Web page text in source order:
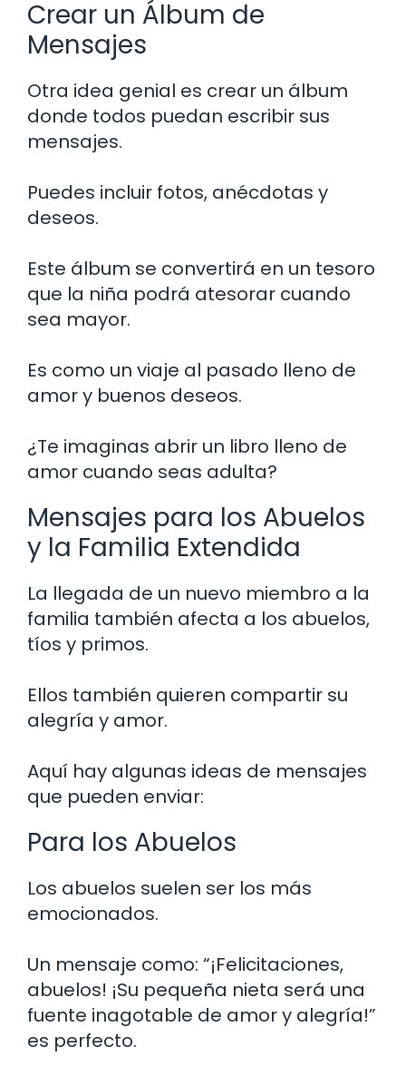
Crear un Álbum de
Mensajes
Otra idea genial es crear un álbum
donde todos puedan escribir sus
mensajes.
Puedes incluir fotos, anécdotas y
deseos.
Este álbum se convertirá en un tesoro
que la niña podrá atesorar cuando
sea mayor.
Es como un viaje al pasado lleno de
amor y buenos deseos.
¿Te imaginas abrir un libro lleno de
amor cuando seas adulta?
Mensajes para los Abuelos
y la Familia Extendida
La llegada de un nuevo miembro a la
familia también afecta a los abuelos,
tíos y primos.
Ellos también quieren compartir su
alegría y amor.
Aquí hay algunas ideas de mensajes
que pueden enviar:
Para los Abuelos
Los abuelos suelen ser los más
emocionados.
Un mensaje como: “¡Felicitaciones,
abuelos! ¡Su pequeña nieta será una
fuente inagotable de amor y alegría!”
es perfecto.